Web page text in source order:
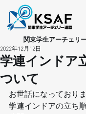
関東学生アーチェリ
学連インドア
ついて
2022年12月12日
お世話になっておりま
学連インドアの立ち